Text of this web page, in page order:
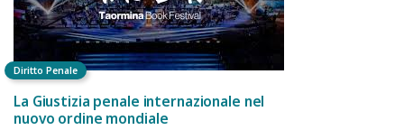
Diritto Penale
La Giustizia penale internazionale nel
nuovo ordine mondiale